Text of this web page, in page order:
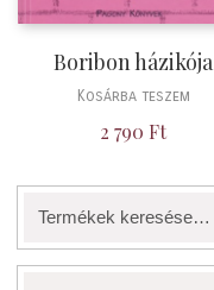
Boribon házikója
Kosárba teszem
2 790 Ft
következőre: